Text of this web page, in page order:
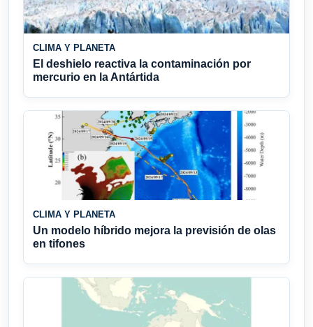
CLIMA Y PLANETA
El deshielo reactiva la contaminación por
mercurio en la Antártida
CLIMA Y PLANETA
Un modelo híbrido mejora la previsión de olas
en tifones